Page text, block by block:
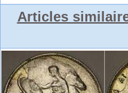
Articles